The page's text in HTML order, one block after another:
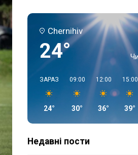
Chernihiv
24°
ЗАРАЗ
24°
09:00
30°
12:00
36°
15:00
39°
Недавні пости